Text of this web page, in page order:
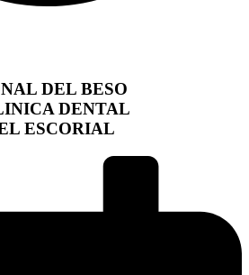
DEL BESO
DENTAL
ESCORIAL